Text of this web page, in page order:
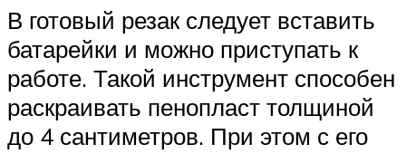
В готовый резак следует вставить
батарейки и можно приступать к
работе. Такой инструмент способен
раскраивать пенопласт толщиной
до 4 сантиметров. При этом с его